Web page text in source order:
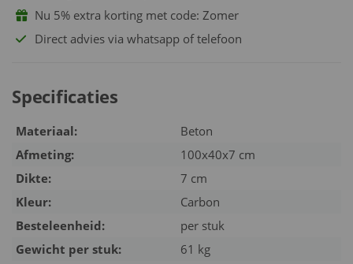
Nu 5% extra korting met code: Zomer
Direct advies via whatsapp of telefoon
Specificaties
Materiaal:
Beton
Afmeting:
100x40x7 cm
Dikte:
7 cm
Kleur:
Carbon
Besteleenheid:
per stuk
Gewicht per stuk:
61 kg